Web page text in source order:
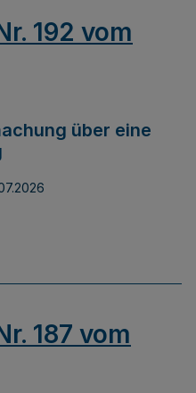
192 vom
über eine
187 vom